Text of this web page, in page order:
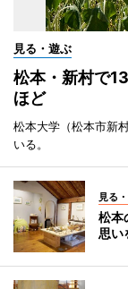
見る・遊ぶ
松本・新村で
ほど
松本大学（松本市新
いる。
見る
松本
思い